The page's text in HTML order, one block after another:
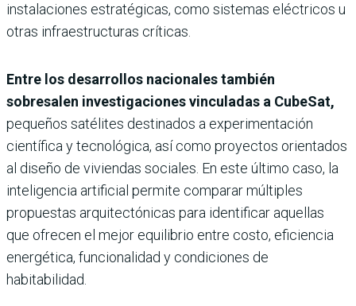
instalaciones estratégicas, como sistemas eléctricos u
otras infraestructuras críticas.
Entre los desarrollos nacionales también
sobresalen investigaciones vinculadas a CubeSat,
pequeños satélites destinados a experimentación
científica y tecnológica, así como proyectos orientados
al diseño de viviendas sociales. En este último caso, la
inteligencia artificial permite comparar múltiples
propuestas arquitectónicas para identificar aquellas
que ofrecen el mejor equilibrio entre costo, eficiencia
energética, funcionalidad y condiciones de
habitabilidad.